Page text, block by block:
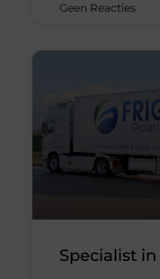
Geen Reacties
Specialist